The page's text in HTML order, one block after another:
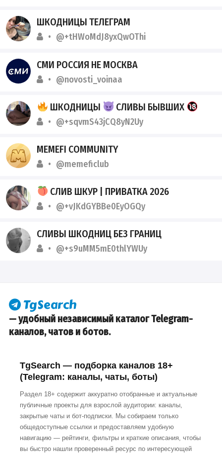
ШКОДНИЦЫ ТЕЛЕГРАМ
@+tHWoMdJ8yxQwOThi
СМИ РОССИЯ НЕ МОСКВА
@novosti_voinaa
ШКОДНИЦЫ СЛИВЫ БЫВШИХ
@+sqvmS43jCQ8yN2Uy
MEMEFI COMMUNITY
@memeficlub
СЛИВ ШКУР | ПРИВАТКА 2026
@+vJKdGYBBe0EyOGQy
СЛИВЫ ШКОДНИЦ БЕЗ ГРАНИЦ
@+s9uMM5mE0thlYWUy
— удобный независимый каталог Telegram-
каналов, чатов и ботов.
TgSearch — подборка каналов 18+
(Telegram: каналы, чаты, боты)
Раздел 18+ содержит аккуратно отобранные и актуальные
публичные проекты для взрослой аудитории: каналы,
закрытые чаты и бот-подписки. Мы собираем только
общедоступные ссылки и предоставляем удобную
навигацию — рейтинги, фильтры и краткие описания, чтобы
вы быстро нашли проверенный ресурс по интересующей